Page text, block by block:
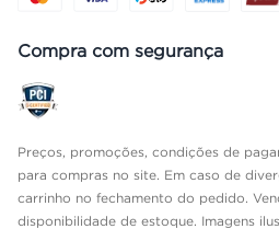
Compra com segurança
Preços, promoções, condições de
para compras no site. Em caso de
carrinho no fechamento do pedido.
disponibilidade de estoque. Imagens